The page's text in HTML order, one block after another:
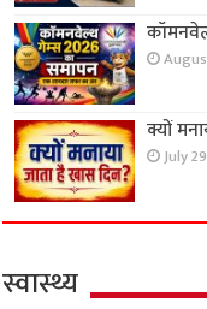
क्यों
July
स्वास्थ्य